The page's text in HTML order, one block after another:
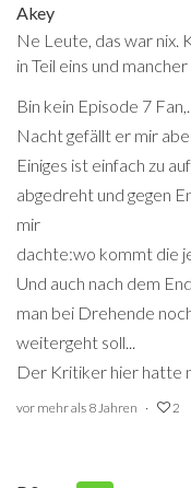
Akey
Ne Leute, das war nix.
in Teil eins und
Bin kein Episode 7
Nacht gefällt er mir
Einiges ist einfach zu
abgedreht und gegen
mir
dachte:wo kommt die
Und auch nach dem
man bei Drehende
weitergeht soll...
Der Kritiker hier hatte
vor mehr als 8 Jahren 2